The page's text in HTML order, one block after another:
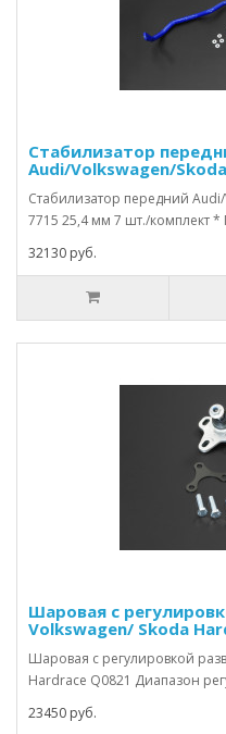
Стабилизатор
Audi/Volkswagen/
Стабилизатор передний
7715 25,4 мм 7 шт./комплект
32130 руб.
Шаровая с
Volkswagen/ Skoda
Шаровая с регулировкой
Hardrace Q0821 Диапазон
23450 руб.